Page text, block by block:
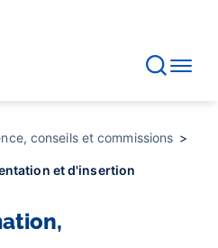
conseils et commissions
et d'insertion